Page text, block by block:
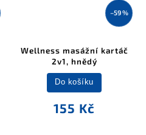
–59 %
Wellness masážní kartáč
2v1, hnědý
155 Kč
Do košíku